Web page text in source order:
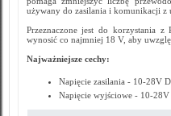
używany do zasilania i komunikacji z
Przeznaczone jest do korzystania z
wynosić co najmniej 18 V, aby
Najważniejsze cechy:
Napięcie zasilania - 10-28V
Napięcie wyjściowe - 10-28V